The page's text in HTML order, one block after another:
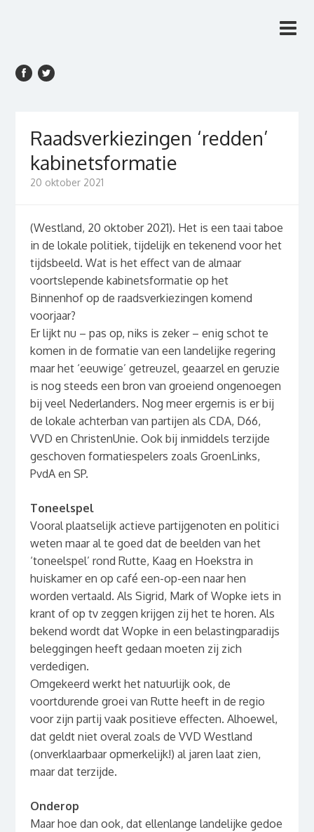
Raadsverkiezingen ‘redden’
kabinetsformatie
20 oktober 2021
(Westland, 20 oktober 2021). Het is een taai taboe
in de lokale politiek, tijdelijk en tekenend voor het
tijdsbeeld. Wat is het effect van de almaar
voortslepende kabinetsformatie op het
Binnenhof op de raadsverkiezingen komend
voorjaar?
Er lijkt nu – pas op, niks is zeker – enig schot te
komen in de formatie van een landelijke regering
maar het ‘eeuwige’ getreuzel, geaarzel en geruzie
is nog steeds een bron van groeiend ongenoegen
bij veel Nederlanders. Nog meer ergernis is er bij
de lokale achterban van partijen als CDA, D66,
VVD en ChristenUnie. Ook bij inmiddels terzijde
geschoven formatiespelers zoals GroenLinks,
PvdA en SP.
Toneelspel
Vooral plaatselijk actieve partijgenoten en politici
weten maar al te goed dat de beelden van het
‘toneelspel’ rond Rutte, Kaag en Hoekstra in
huiskamer en op café een-op-een naar hen
worden vertaald. Als Sigrid, Mark of Wopke iets in
krant of op tv zeggen krijgen zij het te horen. Als
bekend wordt dat Wopke in een belastingparadijs
beleggingen heeft gedaan moeten zij zich
verdedigen.
Omgekeerd werkt het natuurlijk ook, de
voortdurende groei van Rutte heeft in de regio
voor zijn partij vaak positieve effecten. Alhoewel,
dat geldt niet overal zoals de VVD Westland
(onverklaarbaar opmerkelijk!) al jaren laat zien,
maar dat terzijde.
Onderop
Maar hoe dan ook, dat ellenlange landelijke gedoe